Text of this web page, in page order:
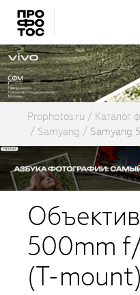
Prophotos.ru Каталог
Samyang
Samyang
500mm
(T-mount)